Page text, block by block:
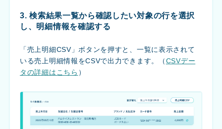
3. 検索結果一覧から確認したい対象の行を選択
し、明細情報を確認する
「売上明細CSV」ボタンを押すと、一覧に表示されて
いる売上明細情報をCSVで出力できます。（CSVデー
タの詳細はこちら ）